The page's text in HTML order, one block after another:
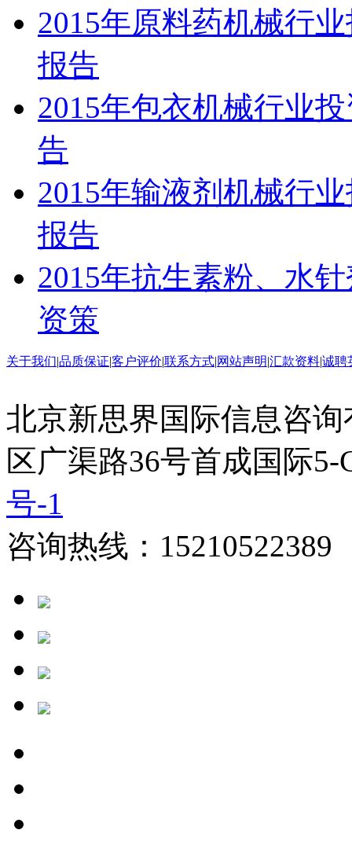
2015年原料药机械行
报告
2015年包衣机械行业
告
2015年输液剂机械行
报告
2015年抗生素粉、水
资策
关于我们|品质保证|客户评价|联系方式|网站声明|汇款资料|诚聘
北京新思界国际信息咨
区广渠路36号首成国际
号-1
咨询热线：